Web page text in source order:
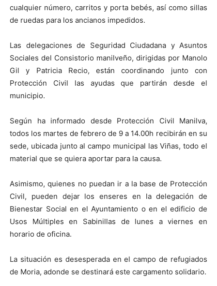
cualquier número, carritos y porta bebés, así como sillas
de ruedas para los ancianos impedidos.
Las delegaciones de Seguridad Ciudadana y Asuntos
Sociales del Consistorio manilveño, dirigidas por Manolo
Gil y Patricia Recio, están coordinando junto con
Protección Civil las ayudas que partirán desde el
municipio.
Según ha informado desde Protección Civil Manilva,
todos los martes de febrero de 9 a 14.00h recibirán en su
sede, ubicada junto al campo municipal las Viñas, todo el
material que se quiera aportar para la causa.
Asimismo, quienes no puedan ir a la base de Protección
Civil, pueden dejar los enseres en la delegación de
Bienestar Social en el Ayuntamiento o en el edificio de
Usos Múltiples en Sabinillas de lunes a viernes en
horario de oficina.
La situación es desesperada en el campo de refugiados
de Moria, adonde se destinará este cargamento solidario.